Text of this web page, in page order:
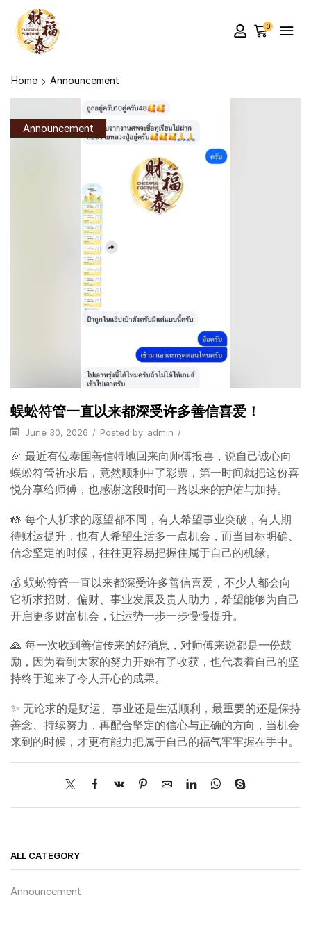
0
Home Announcement
Announcement
蜈蚣符管一直以来都深受许多善信喜爱！
June 30, 2026 / Posted by admin /
🎉 最近有位泰国善信特地回来向师傅报喜，说自己诚心向
蜈蚣符管祈求后，竟然顺利中了彩票，第一时间就把这份喜
悦分享给师傅，也感谢这段时间一路以来的护佑与加持。
🪷 每个人祈求的愿望都不同，有人希望事业突破，有人期
待财运提升，也有人希望生活多一点机会，而当目标明确、
信念坚定的时候，往往更容易把握住属于自己的机缘。
💰 蜈蚣符管一直以来都深受许多善信喜爱，不少人都会向
它祈求招财、偏财、事业发展及贵人助力，希望能够为自己
开启更多财富机会，让运势一步一步慢慢提升。
🙏 每一次收到善信传来的好消息，对师傅来说都是一份鼓
励，因为看到大家的努力开始有了收获，也代表着自己的坚
持终于迎来了令人开心的成果。
✨ 无论求的是财运、事业还是生活顺利，最重要的还是保持
善念、持续努力，再配合坚定的信心与正确的方向，当机会
来到的时候，才更有能力把属于自己的福气牢牢握在手中。
ALL CATEGORY
Announcement